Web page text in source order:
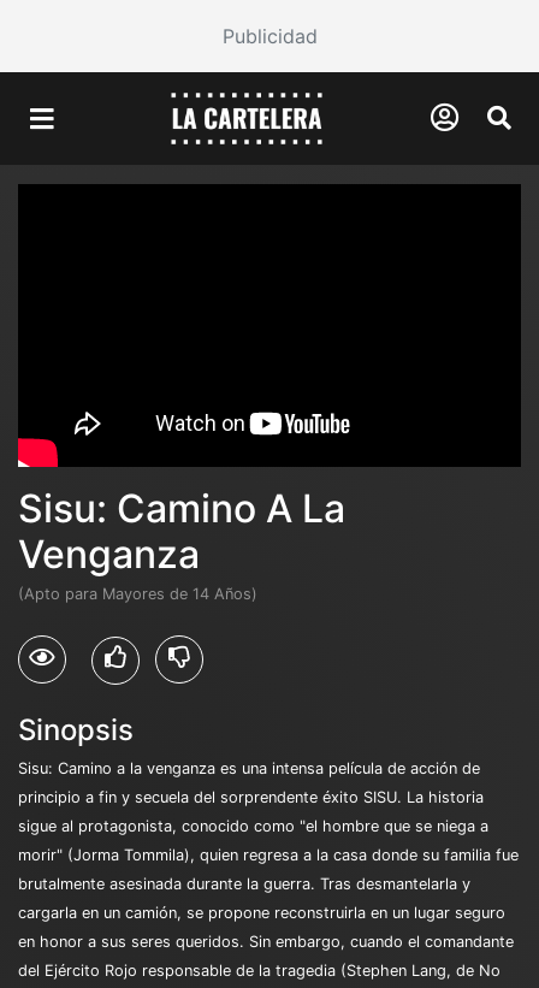
Publicidad
Sisu: Camino A La
Venganza
(Apto para Mayores de 14 Años)
Sinopsis
Sisu: Camino a la venganza es una intensa película de acción de
principio a fin y secuela del sorprendente éxito SISU. La historia
sigue al protagonista, conocido como "el hombre que se niega a
morir" (Jorma Tommila), quien regresa a la casa donde su familia fue
brutalmente asesinada durante la guerra. Tras desmantelarla y
cargarla en un camión, se propone reconstruirla en un lugar seguro
en honor a sus seres queridos. Sin embargo, cuando el comandante
del Ejército Rojo responsable de la tragedia (Stephen Lang, de No